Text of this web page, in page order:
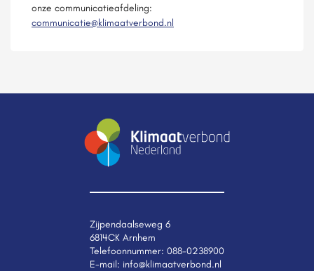
onze communicatieafdeling:
communicatie@klimaatverbond.nl
Zijpendaalseweg 6
6814CK Arnhem
Telefoonnummer: 088-0238900
E-mail: info@klimaatverbond.nl